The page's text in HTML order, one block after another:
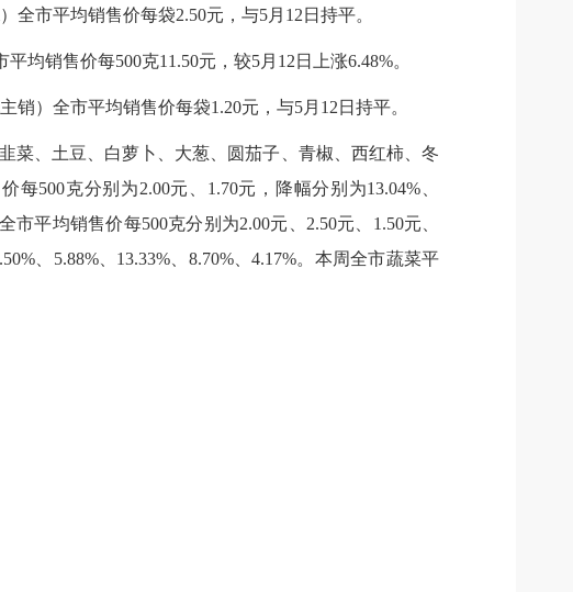
市平均销售价每袋2.50元，与5月12日持平。
均销售价每500克11.50元，较5月12日上涨6.48%。
）全市平均销售价每袋1.20元，与5月12日持平。
菜、土豆、白萝卜、大葱、圆茄子、青椒、西红柿、冬
500克分别为2.00元、1.70元，降幅分别为13.04%、
平均销售价每500克分别为2.00元、2.50元、1.50元、
、5.88%、13.33%、8.70%、4.17%。本周全市蔬菜平